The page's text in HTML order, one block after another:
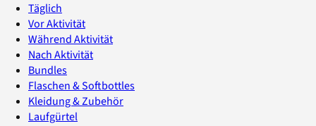
Täglich
Vor Aktivität
Während Aktivität
Nach Aktivität
Bundles
Flaschen & Softbottles
Kleidung & Zubehör
Laufgürtel